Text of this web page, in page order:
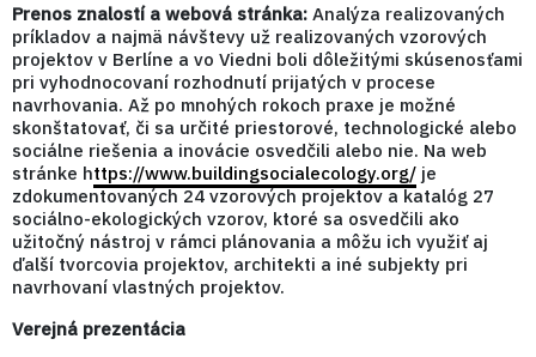
Prenos znalostí a webová stránka: Analýza realizovaných
príkladov a najmä návštevy už realizovaných vzorových
projektov v Berlíne a vo Viedni boli dôležitými skúsenosťami
pri vyhodnocovaní rozhodnutí prijatých v procese
navrhovania. Až po mnohých rokoch praxe je možné
skonštatovať, či sa určité priestorové, technologické alebo
sociálne riešenia a inovácie osvedčili alebo nie. Na web
stránke https://www.buildingsocialecology.org/ je
zdokumentovaných 24 vzorových projektov a katalóg 27
sociálno-ekologických vzorov, ktoré sa osvedčili ako
užitočný nástroj v rámci plánovania a môžu ich využiť aj
ďalší tvorcovia projektov, architekti a iné subjekty pri
navrhovaní vlastných projektov.
Verejná prezentácia